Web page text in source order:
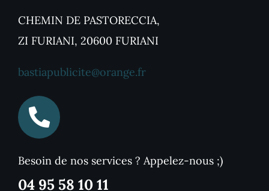
CHEMIN DE PASTORECCIA,
ZI FURIANI, 20600 FURIANI
bastiapublicite@orange.fr
Besoin de nos services ? Appelez-nous ;)
04 95 58 10 11